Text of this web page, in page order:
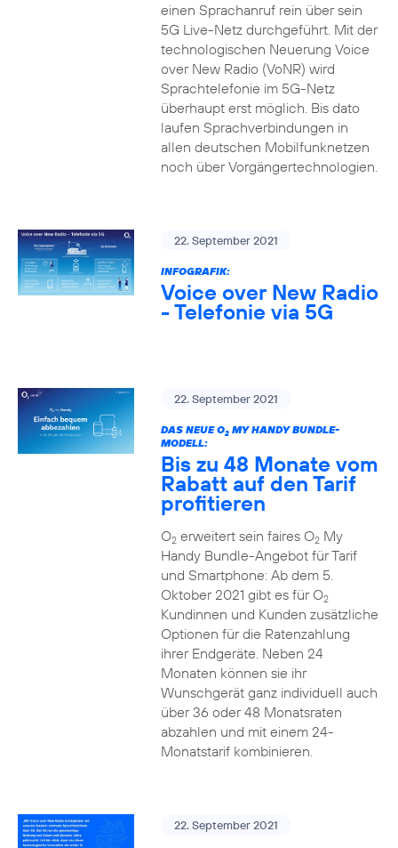
einen Sprachanruf rein über sein
5G Live-Netz durchgeführt. Mit der
technologischen Neuerung Voice
over New Radio (VoNR) wird
Sprachtelefonie im 5G-Netz
überhaupt erst möglich. Bis dato
laufen Sprachverbindungen in
allen deutschen Mobilfunknetzen
noch über Vorgängertechnologien.
22. September 2021
INFOGRAFIK:
Voice over New Radio
- Telefonie via 5G
22. September 2021
DAS NEUE O2MY HANDY BUNDLE-
MODELL:
Bis zu 48 Monate vom
Rabatt auf den Tarif
profitieren
O2erweitert sein faires O2My
Handy Bundle-Angebot für Tarif
und Smartphone: Ab dem 5.
Oktober 2021 gibt es für O2
Kundinnen und Kunden zusätzliche
Optionen für die Ratenzahlung
ihrer Endgeräte. Neben 24
Monaten können sie ihr
Wunschgerät ganz individuell auch
über 36 oder 48 Monatsraten
abzahlen und mit einem 24-
Monatstarif kombinieren.
22. September 2021